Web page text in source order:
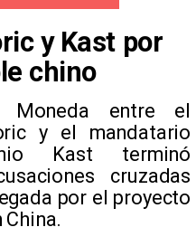
y Kast por
chino
Moneda entre el
y el mandatario
Kast terminó
cruzadas
por el proyecto